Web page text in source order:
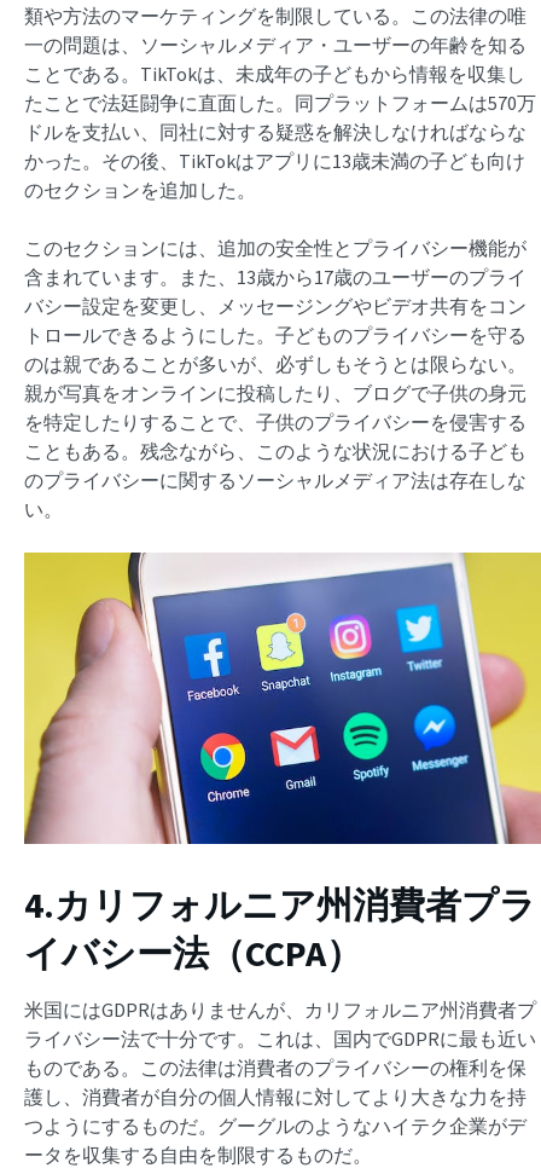
類や方法のマーケティングを制限している。この法律の唯
一の問題は、ソーシャルメディア・ユーザーの年齢を知る
ことである。TikTokは、未成年の子どもから情報を収集し
たことで法廷闘争に直面した。同プラットフォームは570万
ドルを支払い、同社に対する疑惑を解決しなければならな
かった。その後、TikTokはアプリに13歳未満の子ども向け
のセクションを追加した。
このセクションには、追加の安全性とプライバシー機能が
含まれています。また、13歳から17歳のユーザーのプライ
バシー設定を変更し、メッセージングやビデオ共有をコン
トロールできるようにした。子どものプライバシーを守る
のは親であることが多いが、必ずしもそうとは限らない。
親が写真をオンラインに投稿したり、ブログで子供の身元
を特定したりすることで、子供のプライバシーを侵害する
こともある。残念ながら、このような状況における子ども
のプライバシーに関するソーシャルメディア法は存在しな
い。
4.カリフォルニア州消費者プラ
イバシー法（CCPA）
米国にはGDPRはありませんが、カリフォルニア州消費者プ
ライバシー法で十分です。これは、国内でGDPRに最も近い
ものである。この法律は消費者のプライバシーの権利を保
護し、消費者が自分の個人情報に対してより大きな力を持
つようにするものだ。グーグルのようなハイテク企業がデ
ータを収集する自由を制限するものだ。